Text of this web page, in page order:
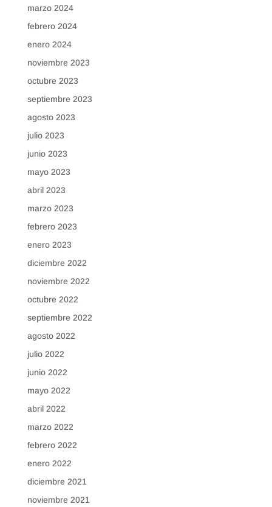
marzo 2024
febrero 2024
enero 2024
noviembre 2023
octubre 2023
septiembre 2023
agosto 2023
julio 2023
junio 2023
mayo 2023
abril 2023
marzo 2023
febrero 2023
enero 2023
diciembre 2022
noviembre 2022
octubre 2022
septiembre 2022
agosto 2022
julio 2022
junio 2022
mayo 2022
abril 2022
marzo 2022
febrero 2022
enero 2022
diciembre 2021
noviembre 2021